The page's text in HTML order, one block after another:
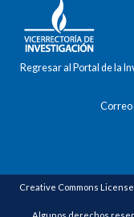
Regresar al Portal de la
Correo
Creative Commons